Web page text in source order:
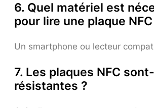
6. Quel matériel est
pour lire une plaque NFC
Un smartphone ou lecteur
7. Les plaques NFC
résistantes ?